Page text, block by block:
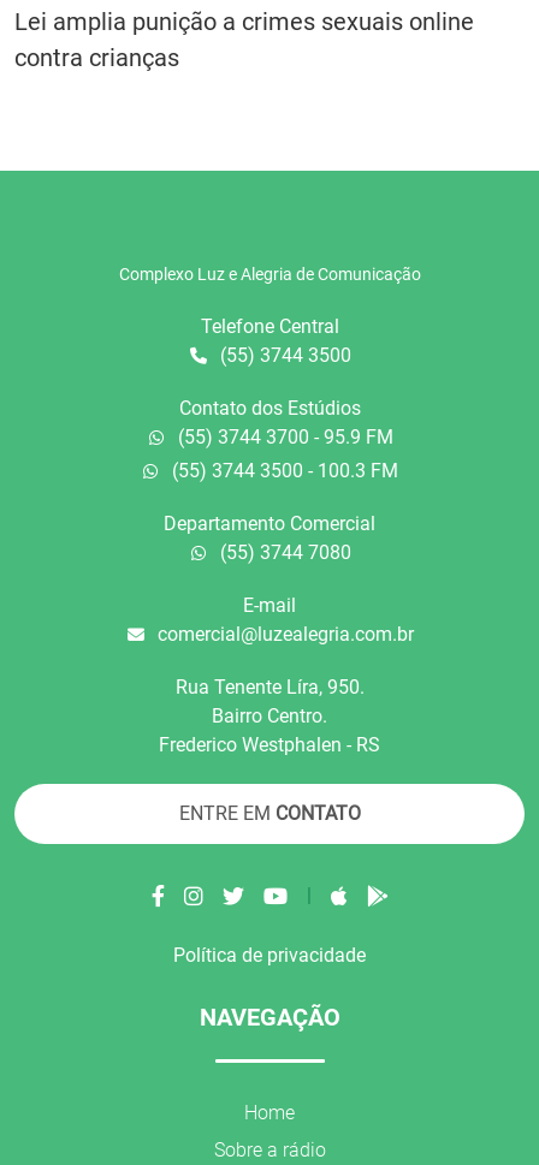
Lei amplia punição a crimes sexuais online
contra crianças
Complexo Luz e Alegria de Comunicação
Telefone Central
(55) 3744 3500
Contato dos Estúdios
(55) 3744 3700 - 95.9 FM
(55) 3744 3500 - 100.3 FM
Departamento Comercial
(55) 3744 7080
E-mail
comercial@luzealegria.com.br
Rua Tenente Líra, 950.
Bairro Centro.
Frederico Westphalen - RS
ENTRE EM CONTATO
|
Política de privacidade
NAVEGAÇÃO
Home
Sobre a rádio